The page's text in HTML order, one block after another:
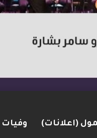
(اعلانات) وفيات
قريبًا